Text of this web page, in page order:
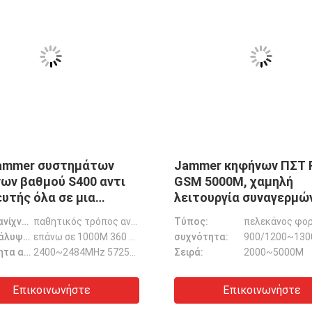
για τον
με
2 εκατομμύριο εικονοκύτταρα
>=200M (νυχτερινή όραση 120M)
Jammers κηφήνων
μακροχρόνιου ποσοστού
25km το έξοχο ΠΣΤ
GLONASS συστημάτων
στεγανοποιεί τη μακριά
διάρκεια ζωής
25km
συχνότητα:
ΠΣΤ L1/L2 GLONASS L1/L2
Διαγώνια ψηφιακή πηγή μπλοκαρίσματος
RF/προσωπικός πολυ ανιχνευτής ζωύφιου φακών, κρυμμένος ανιχνευτής καμερών καμερών ανιχνευτής